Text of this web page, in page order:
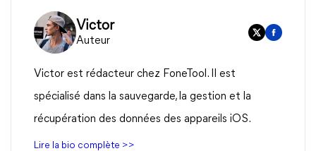
Victor
Auteur
Victor est rédacteur chez FoneTool. Il est
spécialisé dans la sauvegarde, la gestion et la
récupération des données des appareils iOS.
Lire la bio complète >>